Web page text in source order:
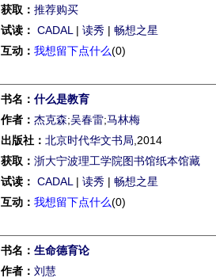
获取： 推荐购买
试读： CADAL | 读秀 | 畅想之星
互动： 我想留下点什么(0)
书名： 什么是教育
作者： 杰克森;吴春雷;马林梅
出版社： 北京时代华文书局 ,2014
获取： 浙大宁波理工学院图书馆纸本馆藏
试读： CADAL | 读秀 | 畅想之星
互动： 我想留下点什么(0)
书名： 生命德育论
作者： 刘慧